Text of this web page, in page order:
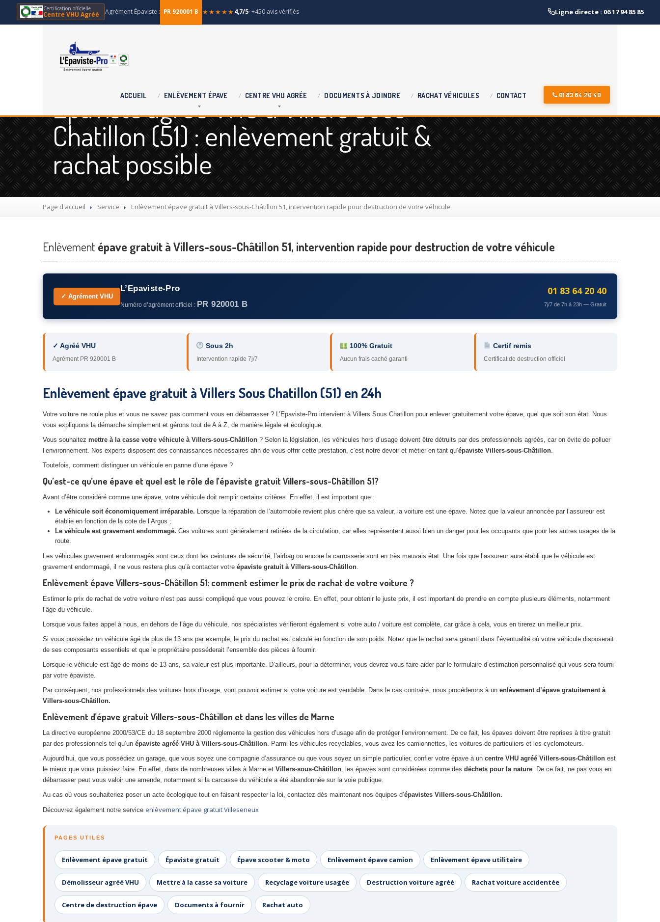
Certification officielle
Centre VHU Agréé Agrément Épaviste : PR 920001 B ★★★★★4,7/5· +450 avis vérifiés Ligne directe : 06 17 94 85 85
ACCUEIL ENLÈVEMENT ÉPAVE CENTRE VHU AGRÉE DOCUMENTS À JOINDRE RACHAT VÉHICULES CONTACT 01 83 64 20 40
Épaviste agréé VHU à Villers Sous
Chatillon (51) : enlèvement gratuit &
rachat possible
Page d'accueil Service Enlèvement épave gratuit à Villers-sous-Châtillon 51, intervention rapide pour destruction de votre véhicule
Enlèvement épave gratuit à Villers-sous-Châtillon 51, intervention rapide pour destruction de votre véhicule
✓ Agrément VHU
L’Epaviste-Pro
Numéro d’agrément officiel : PR 920001 B
01 83 64 20 40
7j/7 de 7h à 23h — Gratuit
✓ Agréé VHU
Agrément PR 920001 B
Sous 2h
Intervention rapide 7j/7
100% Gratuit
Aucun frais caché garanti
Certif remis
Certificat de destruction officiel
Enlèvement épave gratuit à Villers Sous Chatillon (51) en 24h
Votre voiture ne roule plus et vous ne savez pas comment vous en débarrasser ? L’Epaviste-Pro intervient à Villers Sous Chatillon pour enlever gratuitement votre épave, quel que soit son état. Nous
vous expliquons la démarche simplement et gérons tout de A à Z, de manière légale et écologique.
Vous souhaitez mettre à la casse votre véhicule à Villers-sous-Châtillon ? Selon la législation, les véhicules hors d’usage doivent être détruits par des professionnels agréés, car on évite de polluer
l’environnement. Nos experts disposent des connaissances nécessaires afin de vous offrir cette prestation, c’est notre devoir et métier en tant qu’épaviste Villers-sous-Châtillon.
Toutefois, comment distinguer un véhicule en panne d’une épave ?
Qu’est-ce qu’une épave et quel est le rôle de l’épaviste gratuit Villers-sous-Châtillon 51?
Avant d’être considéré comme une épave, votre véhicule doit remplir certains critères. En effet, il est important que :
Le véhicule soit économiquement irréparable. Lorsque la réparation de l’automobile revient plus chère que sa valeur, la voiture est une épave. Notez que la valeur annoncée par l’assureur est
établie en fonction de la cote de l’Argus ;
Le véhicule est gravement endommagé. Ces voitures sont généralement retirées de la circulation, car elles représentent aussi bien un danger pour les occupants que pour les autres usages de la
route.
Les véhicules gravement endommagés sont ceux dont les ceintures de sécurité, l’airbag ou encore la carrosserie sont en très mauvais état. Une fois que l’assureur aura établi que le véhicule est
gravement endommagé, il ne vous restera plus qu’à contacter votre épaviste gratuit à Villers-sous-Châtillon.
Enlèvement épave Villers-sous-Châtillon 51: comment estimer le prix de rachat de votre voiture ?
Estimer le prix de rachat de votre voiture n’est pas aussi compliqué que vous pouvez le croire. En effet, pour obtenir le juste prix, il est important de prendre en compte plusieurs éléments, notamment
l’âge du véhicule.
Lorsque vous faites appel à nous, en dehors de l’âge du véhicule, nos spécialistes vérifieront également si votre auto / voiture est complète, car grâce à cela, vous en tirerez un meilleur prix.
Si vous possédez un véhicule âgé de plus de 13 ans par exemple, le prix du rachat est calculé en fonction de son poids. Notez que le rachat sera garanti dans l’éventualité où votre véhicule disposerait
de ses composants essentiels et que le propriétaire posséderait l’ensemble des pièces à fournir.
Lorsque le véhicule est âgé de moins de 13 ans, sa valeur est plus importante. D’ailleurs, pour la déterminer, vous devrez vous faire aider par le formulaire d’estimation personnalisé qui vous sera fourni
par votre épaviste.
Par conséquent, nos professionnels des voitures hors d’usage, vont pouvoir estimer si votre voiture est vendable. Dans le cas contraire, nous procéderons à un enlèvement d’épave gratuitement à
Villers-sous-Châtillon.
Enlèvement d’épave gratuit Villers-sous-Châtillon et dans les villes de Marne
La directive européenne 2000/53/CE du 18 septembre 2000 réglemente la gestion des véhicules hors d’usage afin de protéger l’environnement. De ce fait, les épaves doivent être reprises à titre gratuit
par des professionnels tel qu’un épaviste agréé VHU à Villers-sous-Châtillon. Parmi les véhicules recyclables, vous avez les camionnettes, les voitures de particuliers et les cyclomoteurs.
Aujourd’hui, que vous possédiez un garage, que vous soyez une compagnie d’assurance ou que vous soyez un simple particulier, confier votre épave à un centre VHU agréé Villers-sous-Châtillon est
le mieux que vous puissiez faire. En effet, dans de nombreuses villes à Marne et Villers-sous-Châtillon, les épaves sont considérées comme des déchets pour la nature. De ce fait, ne pas vous en
débarrasser peut vous valoir une amende, notamment si la carcasse du véhicule a été abandonnée sur la voie publique.
Au cas où vous souhaiteriez poser un acte écologique tout en faisant respecter la loi, contactez dès maintenant nos équipes d’épavistes Villers-sous-Châtillon.
Découvrez également notre service enlèvement épave gratuit Villeseneux
PAGES UTILES
Enlèvement épave gratuit Épaviste gratuit Épave scooter & moto Enlèvement épave camion Enlèvement épave utilitaire
Démolisseur agréé VHU Mettre à la casse sa voiture Recyclage voiture usagée Destruction voiture agréé Rachat voiture accidentée
Centre de destruction épave Documents à fournir Rachat auto